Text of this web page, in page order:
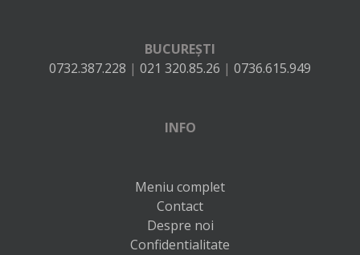
BUCUREȘTI
0732.387.228 | 021 320.85.26 | 0736.615.949
INFO
Meniu complet
Contact
Despre noi
Confidentialitate